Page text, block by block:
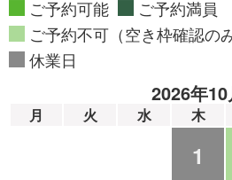
ご予約可能
ご予約満員
ご予約不可（空き枠確認の
休業日
2026年10
月 火 水 木
1